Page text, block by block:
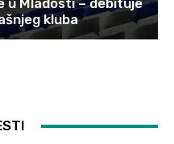
u Mladosti – debituje
kluba